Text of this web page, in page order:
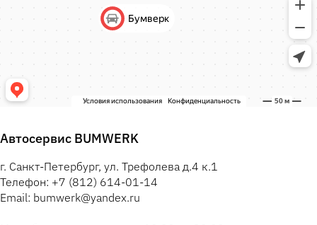
Автосервис BUMWERK
г. Санкт-Петербург, ул. Трефолева д.4 к.1
Телефон: +7 (812) 614-01-14
Email: bumwerk@yandex.ru